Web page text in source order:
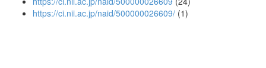
https://ci.nii.ac.jp/naid/500000026609/ (1)